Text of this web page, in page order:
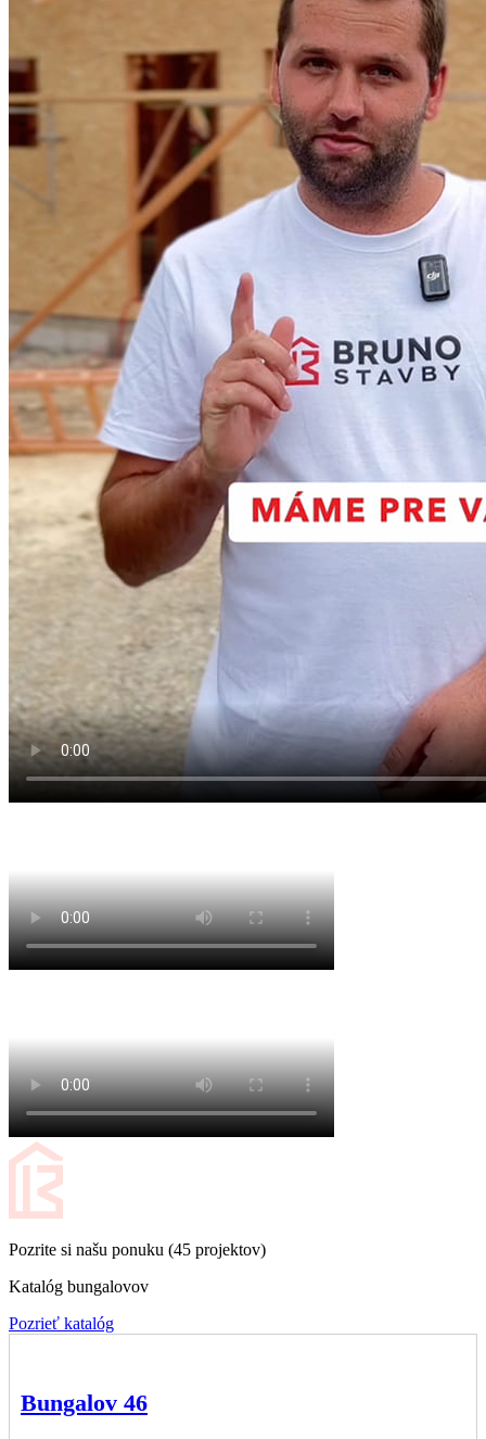
Pozrite si našu ponuku (45 projektov)
Katalóg bungalovov
Pozrieť katalóg
Bungalov 46